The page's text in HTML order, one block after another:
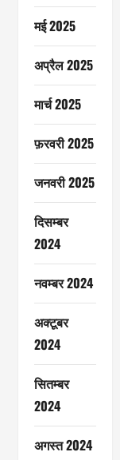
मई 2025
अप्रैल 2025
मार्च 2025
फ़रवरी 2025
जनवरी 2025
दिसम्बर
2024
नवम्बर 2024
अक्टूबर
2024
सितम्बर
2024
अगस्त 2024